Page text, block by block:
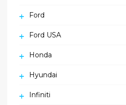
Ford
Ford USA
Honda
Hyundai
Infiniti